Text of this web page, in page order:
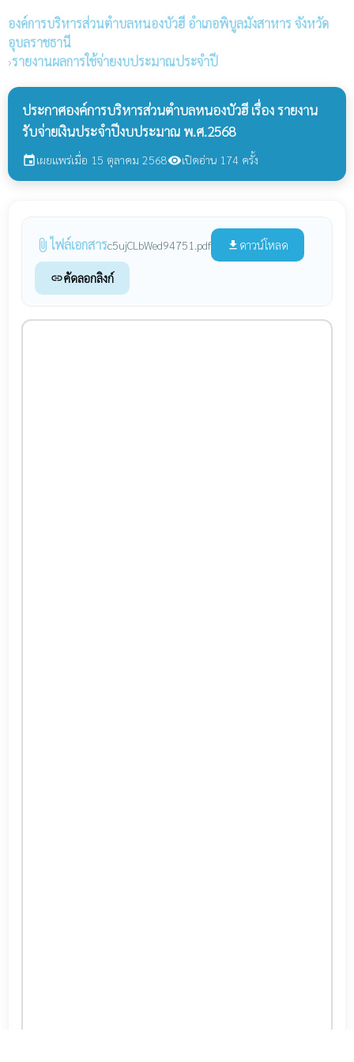
องค์การบริหารส่วนตำบลหนองบัวฮี อำเภอพิบูลมังสาหาร จังหวัด
อุบลราชธานี
›รายงานผลการใช้จ่ายงบประมาณประจำปี
ประกาศองค์การบริหารส่วนตำบลหนองบัวฮี เรื่อง รายงาน
รับจ่ายเงินประจำปีงบประมาณ พ.ศ.2568
eventเผยแพร่เมื่อ 15 ตุลาคม 2568visibilityเปิดอ่าน 174 ครั้ง
attach_file ไฟล์เอกสารc5ujCLbWed94751.pdf file_download ดาวน์โหลด
linkคัดลอกลิงก์